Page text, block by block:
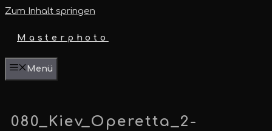
Zum Inhalt springen
Masterphoto
Menü
080_Kiev_Operetta_2-